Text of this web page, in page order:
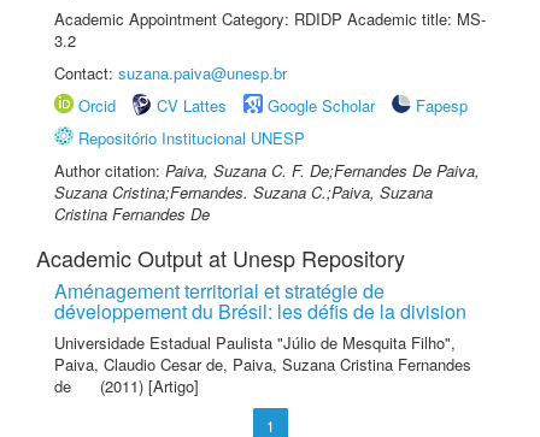
Academic Appointment Category: RDIDP Academic title: MS-
3.2
Contact: suzana.paiva@unesp.br
Orcid
CV Lattes Google Scholar
Fapesp
Repositório Institucional UNESP
Author citation: Paiva, Suzana C. F. De;Fernandes De Paiva,
Suzana Cristina;Fernandes. Suzana C.;Paiva, Suzana
Cristina Fernandes De
Academic Output at Unesp Repository
Aménagement territorial et stratégie de
développement du Brésil: les défis de la division
Universidade Estadual Paulista "Júlio de Mesquita Filho",
Paiva, Claudio Cesar de, Paiva, Suzana Cristina Fernandes
de
(2011) [Artigo]
1